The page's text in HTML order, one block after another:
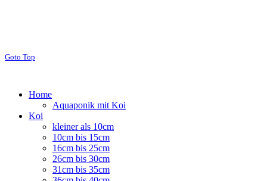
Goto Top
Home
Aquaponik mit Koi
Koi
kleiner als 10cm
10cm bis 15cm
16cm bis 25cm
26cm bis 30cm
31cm bis 35cm